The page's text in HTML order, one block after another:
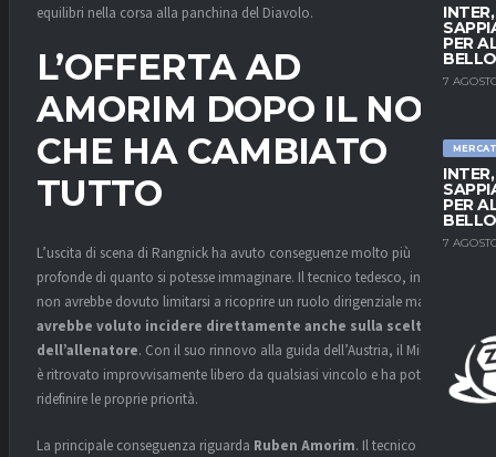
PER
7
PER
7
equilibri nella corsa alla panchina del Diavolo.
L’OFFERTA AD
AMORIM DOPO IL NO
CHE HA CAMBIATO
TUTTO
L’uscita di scena di Rangnick ha avuto conseguenze molto più
profonde di quanto si potesse immaginare. Il tecnico tedesco, infatti,
non avrebbe dovuto limitarsi a ricoprire un ruolo dirigenziale ma
avrebbe voluto incidere direttamente anche sulla scelta
dell’allenatore. Con il suo rinnovo alla guida dell’Austria, il Milan si
è ritrovato improvvisamente libero da qualsiasi vincolo e ha potuto
ridefinire le proprie priorità.
La principale conseguenza riguarda Ruben Amorim. Il tecnico